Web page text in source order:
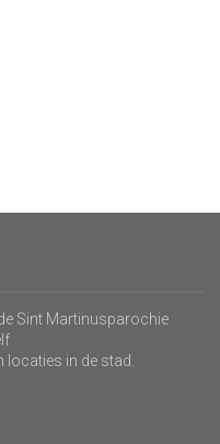
Sint Martinusparochie
in de stad.